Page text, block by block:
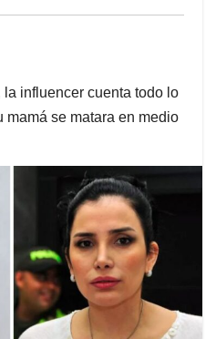
influencer cuenta todo lo
mamá se matara en medio